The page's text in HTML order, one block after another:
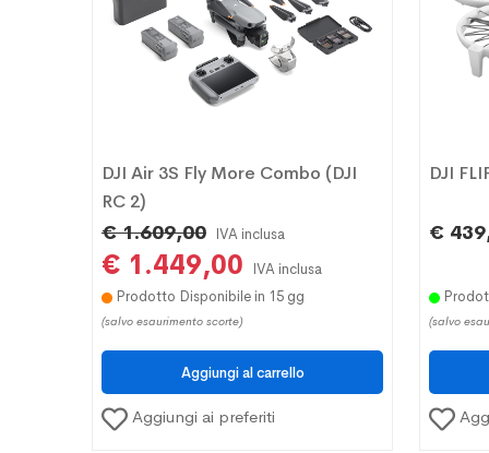
DJI Air 3S Fly More Combo (DJI
RC 2)
€ 1.609,00 IVA inclusa
€ 1.449,00
IVA inclusa
Prodotto Disponibile in 15 gg
(salvo esaurimento scorte)
Aggiungi ai preferiti
DJI
€
(salvo